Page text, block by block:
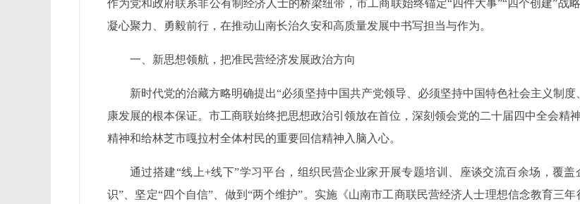
作为党和政府联系非公有制经济人士的桥梁纽带，市工商联始终锚定“四件大事”“四个创建”战
凝心聚力、勇毅前行，在推动山南长治久安和高质量发展中书写担当与作为。
一、新思想领航，把准民营经济发展政治方向
新时代党的治藏方略明确提出“必须坚持中国共产党领导、必须坚持中国特色社会主义制
康发展的根本保证。市工商联始终把思想政治引领放在首位，深刻领会党的二十届四中全会精
精神和给林芝市嘎拉村全体村民的重要回信精神入脑入心。
通过搭建“线上+线下”学习平台，组织民营企业家开展专题培训、座谈交流百余场，覆
识”、坚定“四个自信”、做到“两个维护”。实施《山南市工商联民营经济人士理想信念教育三